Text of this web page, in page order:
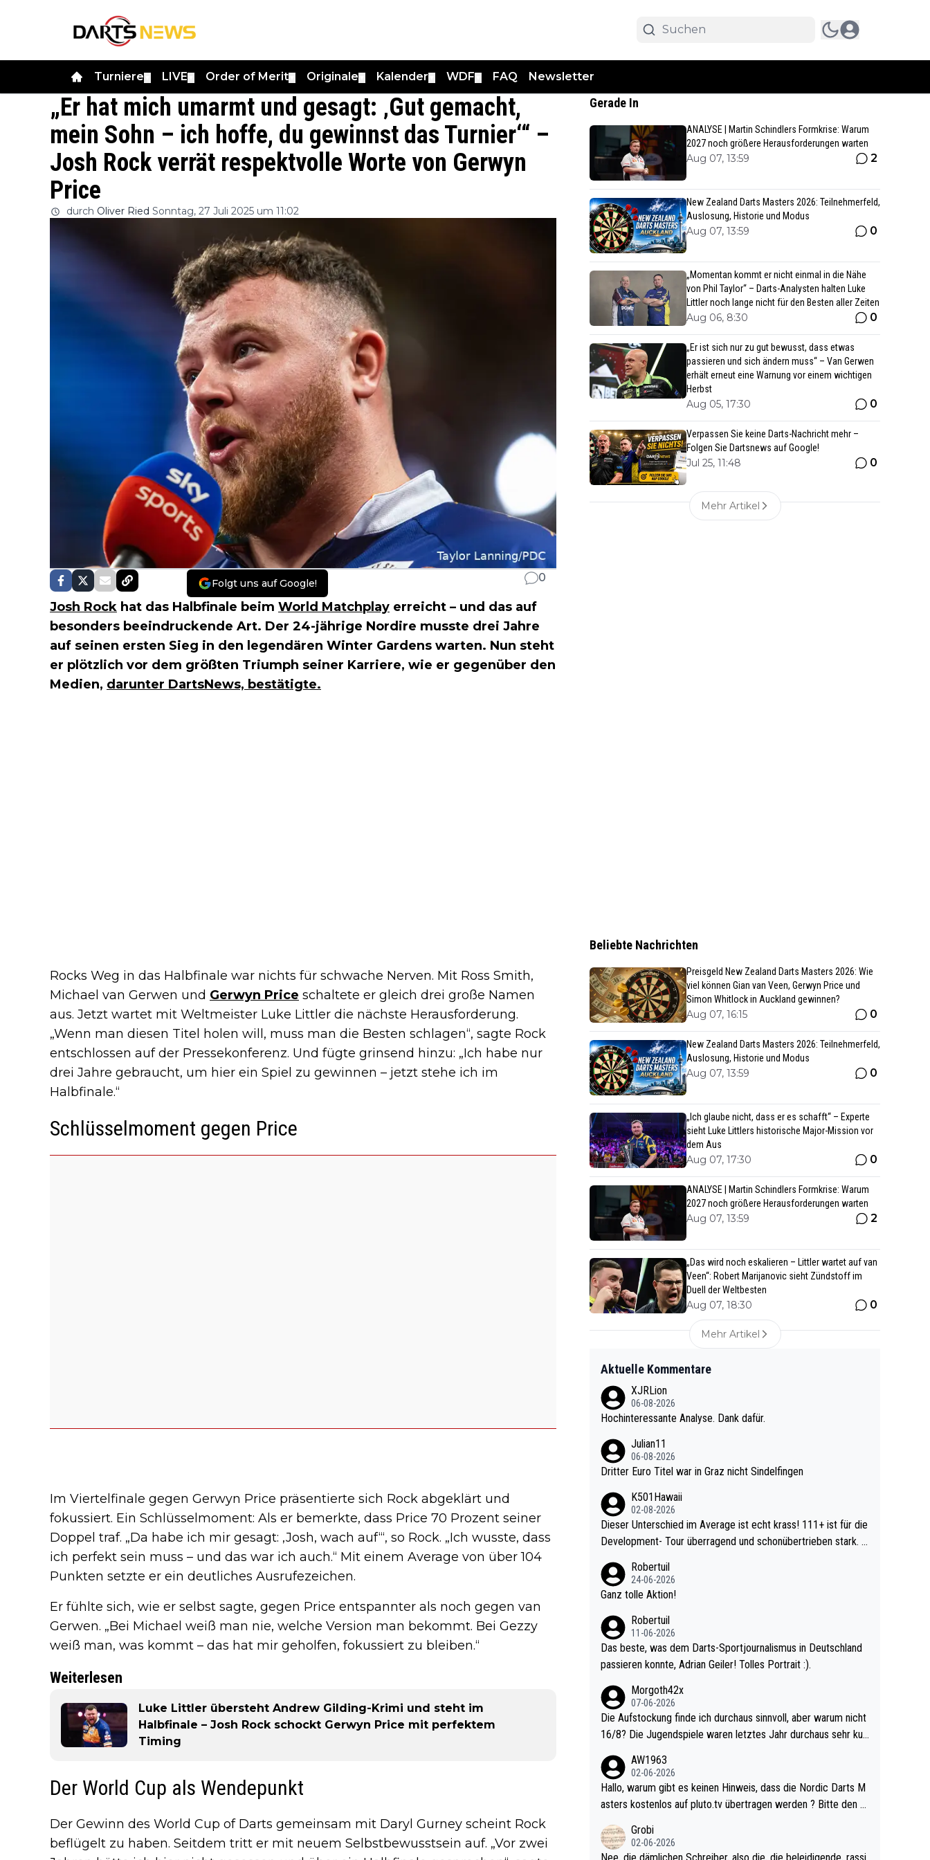
Turniere LIVE Order of Merit Originale Kalender WDF FAQ Newsletter
„Er hat mich umarmt und gesagt: ‚Gut gemacht,
mein Sohn – ich hoffe, du gewinnst das Turnier‘“ –
Josh Rock verrät respektvolle Worte von Gerwyn
Price
durch Oliver Ried Sonntag, 27 Juli 2025 um 11:02
Folgt uns auf Google! 0
Josh Rock hat das Halbfinale beim World Matchplay erreicht – und das auf
besonders beeindruckende Art. Der 24-jährige Nordire musste drei Jahre
auf seinen ersten Sieg in den legendären Winter Gardens warten. Nun steht
er plötzlich vor dem größten Triumph seiner Karriere, wie er gegenüber den
Medien, darunter DartsNews, bestätigte.
Rocks Weg in das Halbfinale war nichts für schwache Nerven. Mit Ross Smith,
Michael van Gerwen und Gerwyn Price schaltete er gleich drei große Namen
aus. Jetzt wartet mit Weltmeister Luke Littler die nächste Herausforderung.
„Wenn man diesen Titel holen will, muss man die Besten schlagen“, sagte Rock
entschlossen auf der Pressekonferenz. Und fügte grinsend hinzu: „Ich habe nur
drei Jahre gebraucht, um hier ein Spiel zu gewinnen – jetzt stehe ich im
Halbfinale.“
Schlüsselmoment gegen Price
Im Viertelfinale gegen Gerwyn Price präsentierte sich Rock abgeklärt und
fokussiert. Ein Schlüsselmoment: Als er bemerkte, dass Price 70 Prozent seiner
Doppel traf. „Da habe ich mir gesagt: ‚Josh, wach auf‘“, so Rock. „Ich wusste, dass
ich perfekt sein muss – und das war ich auch.“ Mit einem Average von über 104
Punkten setzte er ein deutliches Ausrufezeichen.
Er fühlte sich, wie er selbst sagte, gegen Price entspannter als noch gegen van
Gerwen. „Bei Michael weiß man nie, welche Version man bekommt. Bei Gezzy
weiß man, was kommt – das hat mir geholfen, fokussiert zu bleiben.“
Weiterlesen
Luke Littler übersteht Andrew Gilding-Krimi und steht im
Halbfinale – Josh Rock schockt Gerwyn Price mit perfektem
Timing
Der World Cup als Wendepunkt
Der Gewinn des World Cup of Darts gemeinsam mit Daryl Gurney scheint Rock
beflügelt zu haben. Seitdem tritt er mit neuem Selbstbewusstsein auf. „Vor zwei
Gerade In
ANALYSE | Martin Schindlers Formkrise: Warum
2027 noch größere Herausforderungen warten
Aug 07, 13:59 2
New Zealand Darts Masters 2026: Teilnehmerfeld,
Auslosung, Historie und Modus
Aug 07, 13:59 0
„Momentan kommt er nicht einmal in die Nähe
von Phil Taylor“ – Darts-Analysten halten Luke
Littler noch lange nicht für den Besten aller Zeiten
Aug 06, 8:30 0
„Er ist sich nur zu gut bewusst, dass etwas
passieren und sich ändern muss“ – Van Gerwen
erhält erneut eine Warnung vor einem wichtigen
Herbst
Aug 05, 17:30 0
Verpassen Sie keine Darts-Nachricht mehr –
Folgen Sie Dartsnews auf Google!
Jul 25, 11:48 0
Mehr Artikel
Beliebte Nachrichten
Preisgeld New Zealand Darts Masters 2026: Wie
viel können Gian van Veen, Gerwyn Price und
Simon Whitlock in Auckland gewinnen?
Aug 07, 16:15 0
New Zealand Darts Masters 2026: Teilnehmerfeld,
Auslosung, Historie und Modus
Aug 07, 13:59 0
„Ich glaube nicht, dass er es schafft“ – Experte
sieht Luke Littlers historische Major-Mission vor
dem Aus
Aug 07, 17:30 0
ANALYSE | Martin Schindlers Formkrise: Warum
2027 noch größere Herausforderungen warten
Aug 07, 13:59 2
„Das wird noch eskalieren – Littler wartet auf van
Veen“: Robert Marijanovic sieht Zündstoff im
Duell der Weltbesten
Aug 07, 18:30 0
Mehr Artikel
Aktuelle Kommentare
XJRLion
06-08-2026
Hochinteressante Analyse. Dank dafür.
Julian11
06-08-2026
Dritter Euro Titel war in Graz nicht Sindelfingen
K501Hawaii
02-08-2026
Dieser Unterschied im Average ist echt krass! 111+ ist für die
Development- Tour überragend und schonübertrieben stark. U
e mal 40+ erst recht. Da gewinnst keinen Blumentopf - ist ja n
och krasser wie ein Pokalspiel eines Kreisligisten vs einem Bu
Robertuil
24-06-2026
Ganz tolle Aktion!
Robertuil
11-06-2026
Das beste, was dem Darts-Sportjournalismus in Deutschland
passieren konnte, Adrian Geiler! Tolles Portrait :).
Morgoth42x
07-06-2026
Die Aufstockung finde ich durchaus sinnvoll, aber warum nicht
16/8? Die Jugendspiele waren letztes Jahr durchaus sehr kur
l. Allerdings ist Mitchell Lawrie als Nummer 1 der Welt eh quali
fiziert. Somit ändert die automatische Qualifikation des Weltm
eisters erstmal nichts. Ich denke sie wollen damit für nächste
d wohl wenig WDF Turniere spielen. Dies war bei Archie Self l
etztes Jahr der Fall. Er musste als amtierender Weltmeister d
AW1963
02-06-2026
Hallo, warum gibt es keinen Hinweis, dass die Nordic Darts M
asters kostenlos auf pluto.tv übertragen werden ? Bitte den A
Grobi
02-06-2026